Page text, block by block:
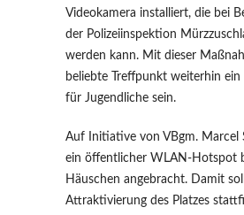
Videokamera installiert, die bei
der Polizeiinspektion
werden kann. Mit dieser
beliebte Treffpunkt weiterhin ein
für Jugendliche sein.
Auf Initiative von VBgm. Marcel
ein öffentlicher WLAN-Hotspot
Häuschen angebracht. Damit
Attraktivierung des Platzes